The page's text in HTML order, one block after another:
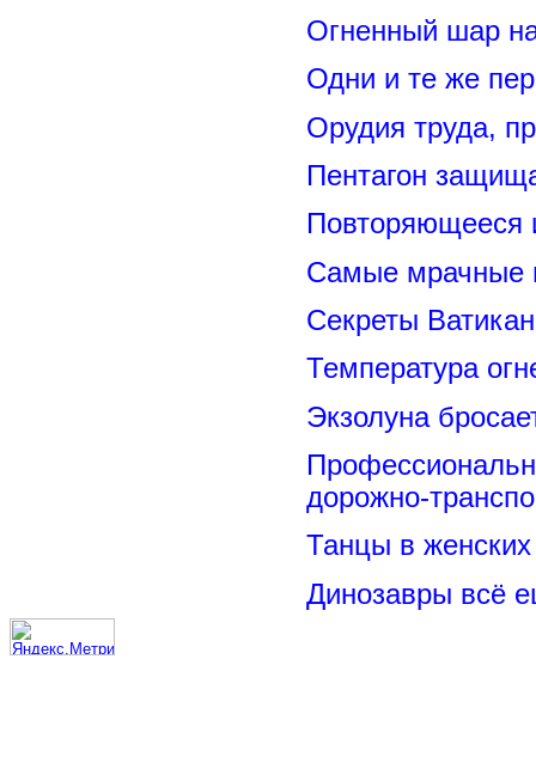
Огненный шар
Одни и те же
Орудия труда,
Пентагон
Повторяющееся
Самые мрачные
Секреты
Температура
Экзолуна
дорожно-
Танцы в женских
Динозавры всё